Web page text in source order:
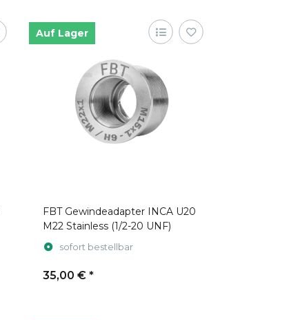
Auf Lager
FBT Gewindeadapter INCA U20
M22 Stainless (1/2-20 UNF)
sofort bestellbar
35,00 € *